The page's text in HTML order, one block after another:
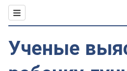
Ученые